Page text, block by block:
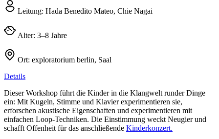
Leitung: Hada Benedito Mateo, Chie Nagai
Alter: 3–8 Jahre
Ort: exploratorium berlin, Saal
Details
Dieser Workshop führt die Kinder in die Klangwelt runder Dinge
ein: Mit Kugeln, Stimme und Klavier experimentieren sie,
erforschen akustische Eigenschaften und experimentieren mit
einfachen Loop-Techniken. Die Einstimmung weckt Neugier und
schafft Offenheit für das anschließende Kinderkonzert.